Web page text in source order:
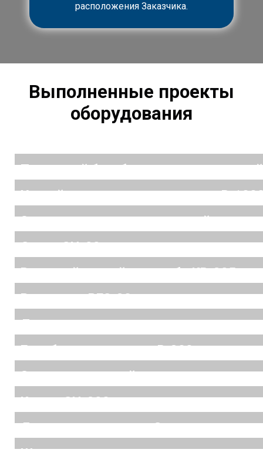
расположения Заказчика.
Выполненные проекты
оборудования
Приводной барабан ленточного
Устройства натяжное винтовое В-
Электронож для резки конвейерных
Силос СЦ-22
Винтовой конвейер в трубе КВ-325
Резервуар РГС-30
Линия сушки глауконита
Барабаны приводные В-800
Затвор челюстной по чертежу
Ковши СЦ-320
Детали по чертежам Заказчика
Шнеки для винтового транспортера